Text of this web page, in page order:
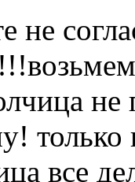
не
все